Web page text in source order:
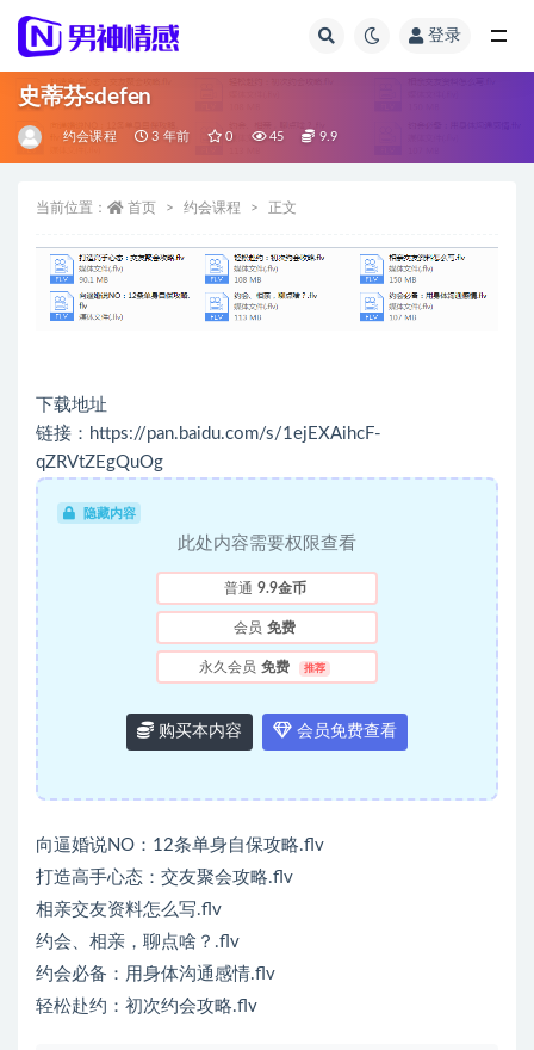
登录
史蒂芬sdefen
约会课程 3 年前 0 45 9.9
当前位置： 首页 约会课程 正文
下载地址
链接：https://pan.baidu.com/s/1ejEXAihcF-
qZRVtZEgQuOg
隐藏内容
此处内容需要权限查看
普通 9.9金币
会员 免费
永久会员 免费 推荐
购买本内容 会员免费查看
向逼婚说NO：12条单身自保攻略.flv
打造高手心态：交友聚会攻略.flv
相亲交友资料怎么写.flv
约会、相亲，聊点啥？.flv
约会必备：用身体沟通感情.flv
轻松赴约：初次约会攻略.flv